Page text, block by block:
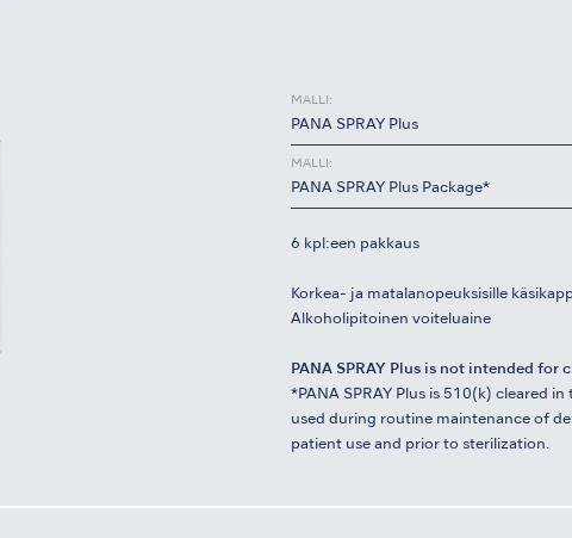
MALLI:
PANA SPRAY Plus
MALLI:
PANA SPRAY Plus Package*
6 kpl:een pakkaus
Korkea- ja matalanopeuksisille
Alkoholipitoinen voiteluaine
PANA SPRAY Plus is not intended for
*PANA SPRAY Plus is 510(k) cleared
used during routine maintenance of
patient use and prior to sterilization.